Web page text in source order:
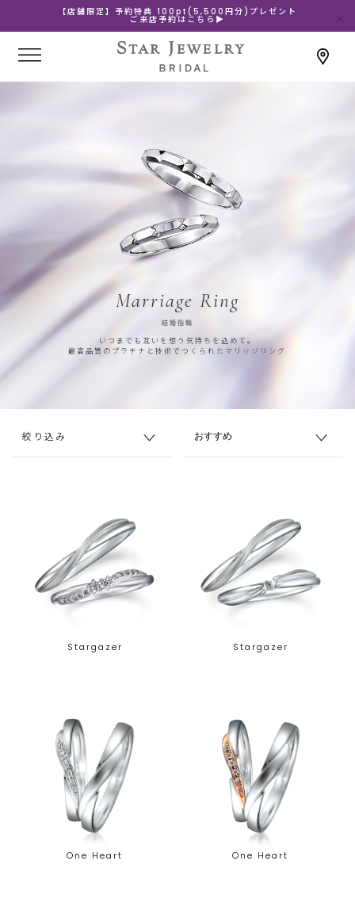
【店舗限定】予約特典 100pt(5,500円分)プレゼント
ご来店予約はこちら▶
Marriage Ring
結婚指輪
いつまでも互いを想う気持ちを込めて。
最高品質のプラチナと技術でつくられたマリッジリング
絞り込み
Stargazer Stargazer
One Heart One Heart